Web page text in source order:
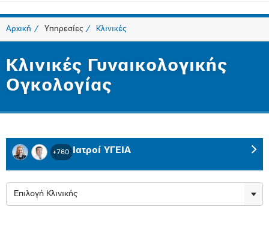
Αρχική Υπηρεσίες Κλινικές
Κλινικές Γυναικολογικής
Ογκολογίας
+760 Ιατροί ΥΓΕΙΑ
Επιλογή Κλινικής